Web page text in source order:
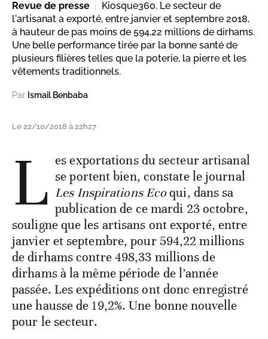
Revue de presse
Kiosque360. Le secteur de
l'artisanat a exporté, entre janvier et septembre 2018,
à hauteur de pas moins de 594,22 millions de dirhams.
Une belle performance tirée par la bonne santé de
plusieurs filières telles que la poterie, la pierre et les
vêtements traditionnels.
Par Ismail Benbaba
Le 22/10/2018 à 22h27
L es exportations du secteur artisanal
se portent bien, constate le journal
Les Inspirations Ecoqui, dans sa
publication de ce mardi 23 octobre,
souligne que les artisans ont exporté, entre
janvier et septembre, pour 594,22 millions
de dirhams contre 498,33 millions de
dirhams à la même période de l’année
passée. Les expéditions ont donc enregistré
une hausse de 19,2%. Une bonne nouvelle
pour le secteur.